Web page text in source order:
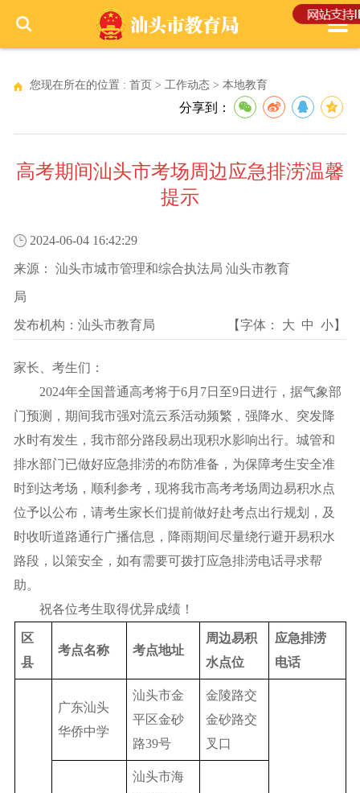
您现在所在的位置 : 首页 > 工作动态 > 本地教育
分享到：
高考期间汕头市考场周边应急排涝温馨
提示
2024-06-04 16:42:29
来源： 汕头市城市管理和综合执法局 汕头市教育
局
发布机构： 汕头市教育局 【字体： 大 中 小】
家长、考生们：
2024年全国普通高考将于6月7日至9日进行，据气象部
门预测，期间我市强对流云系活动频繁，强降水、突发降
水时有发生，我市部分路段易出现积水影响出行。城管和
排水部门已做好应急排涝的布防准备，为保障考生安全准
时到达考场，顺利参考，现将我市高考考场周边易积水点
位予以公布，请考生家长们提前做好赴考点出行规划，及
时收听道路通行广播信息，降雨期间尽量绕行避开易积水
路段，以策安全，如有需要可拨打应急排涝电话寻求帮
助。
祝各位考生取得优异成绩！
区
县
考点名称 考点地址
周边易积
水点位
应急排涝
电话
广东汕头
华侨中学
汕头市金
平区金砂
路39号
金陵路交
金砂路交
叉口
汕头市海